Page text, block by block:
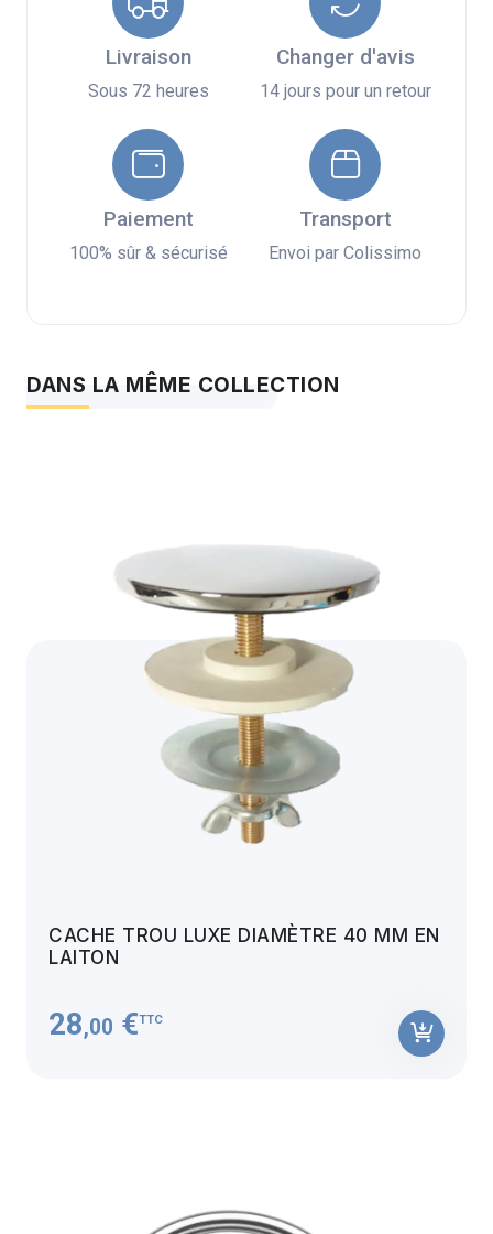
Livraison
Sous 72 heures
Changer d'avis
14 jours pour un retour
Paiement
100% sûr & sécurisé
Transport
Envoi par Colissimo
DANS LA MÊME COLLECTION
CACHE TROU LUXE DIAMÈTRE 40 MM EN
LAITON
28,00 €TTC